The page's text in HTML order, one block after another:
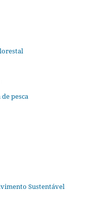
pesca
Sustentável